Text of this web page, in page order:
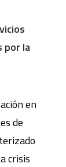
por la
en
de
crisis